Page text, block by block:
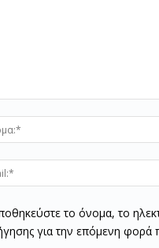
το όνομα, το
για την επόμενη